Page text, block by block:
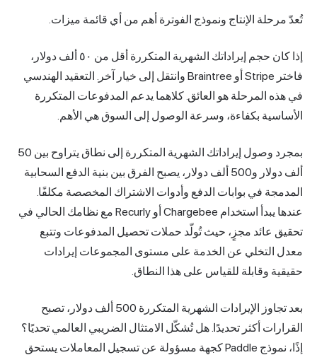
تُعدّ مرحلة الإنتاج ونموذج الفوترة أهم من أي قائمة ميزات.
إذا كان حجم إيراداتك الشهرية المتكررة أقل من ٥٠ ألف دولار،
فاختر Stripe أو Braintree وانتقل إلى خيار آخر. التعقيد الهندسي
في هذه المرحلة هو العائق. كلاهما يدعم المدفوعات المتكررة
الأساسية بكفاءة، وسرعة الوصول إلى السوق هي الأهم.
بمجرد وصول إيراداتك الشهرية المتكررة إلى نطاق يتراوح بين 50
ألف دولار و500 ألف دولار، يصبح الفرق بين بنية الدفع السحابية
المدمجة في بوابات الدفع وأدوات الاشتراك المخصصة مكلفًا.
عندها يبدأ استخدام Chargebee أو Recurly مع نظامك الحالي في
تحقيق عائد مجزٍ، حيث تُولّد حملات تحصيل المدفوعات وتتبع
معدل التخلي عن الخدمة على مستوى المجموعات إيرادات
حقيقية وقابلة للقياس على هذا النطاق.
بعد تجاوز الإيرادات الشهرية المتكررة 500 ألف دولار، تصبح
القرارات أكثر تحديدًا. هل تُشكّل الامتثال الضريبي العالمي تحديًا؟
إذًا، نموذج Paddle كجهة مسؤولة عن تسجيل المعاملات يستحق